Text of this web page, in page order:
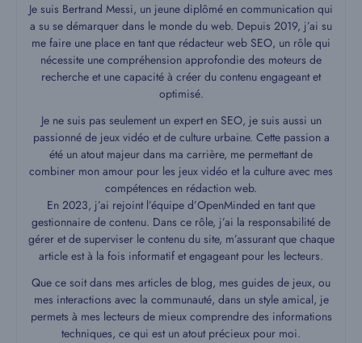
Je suis Bertrand Messi, un jeune diplômé en communication qui
a su se démarquer dans le monde du web. Depuis 2019, j’ai su
me faire une place en tant que rédacteur web SEO, un rôle qui
nécessite une compréhension approfondie des moteurs de
recherche et une capacité à créer du contenu engageant et
optimisé.
Je ne suis pas seulement un expert en SEO, je suis aussi un
passionné de jeux vidéo et de culture urbaine. Cette passion a
été un atout majeur dans ma carrière, me permettant de
combiner mon amour pour les jeux vidéo et la culture avec mes
compétences en rédaction web.
En 2023, j’ai rejoint l’équipe d’OpenMinded en tant que
gestionnaire de contenu. Dans ce rôle, j’ai la responsabilité de
gérer et de superviser le contenu du site, m’assurant que chaque
article est à la fois informatif et engageant pour les lecteurs.
Que ce soit dans mes articles de blog, mes guides de jeux, ou
mes interactions avec la communauté, dans un style amical, je
permets à mes lecteurs de mieux comprendre des informations
techniques, ce qui est un atout précieux pour moi.